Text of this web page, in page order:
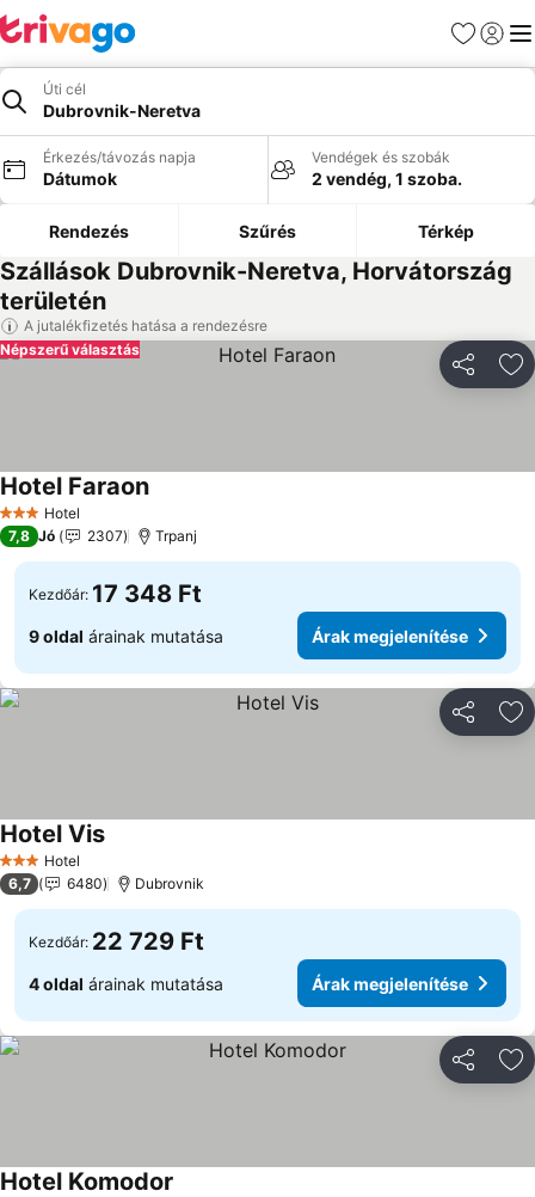
Kedvencek
Úti cél
Dubrovnik-Neretva
Érkezés/távozás napja
Dátumok
Vendégek és szobák
2 vendég, 1 szoba.
Rendezés Szűrés Térkép
Szállások Dubrovnik-Neretva, Horvátország
területén
A jutalékfizetés hatása a rendezésre
Népszerű választás
3 Kategória
Hotel
Hotel FaraonÁrak megjelenítése
7,8 Jó 2307 Trpanj
Kezdőár: 17 348 Ft
9 oldal árainak mutatása Árak megjelenítése
3 Kategória
Hotel
Hotel VisÁrak megjelenítése
6,7 6480 Dubrovnik
Kezdőár: 22 729 Ft
4 oldal árainak mutatása Árak megjelenítése
Hotel Komodor